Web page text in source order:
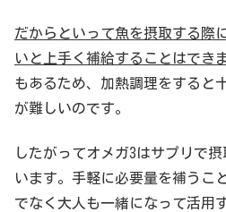
だからといって魚を摂取する際
いと上手く補給することはでき
もあるため、加熱調理をすると
が難しいのです。
したがってオメガ3はサプリで
います。手軽に必要量を補うこ
でなく大人も一緒になって活用